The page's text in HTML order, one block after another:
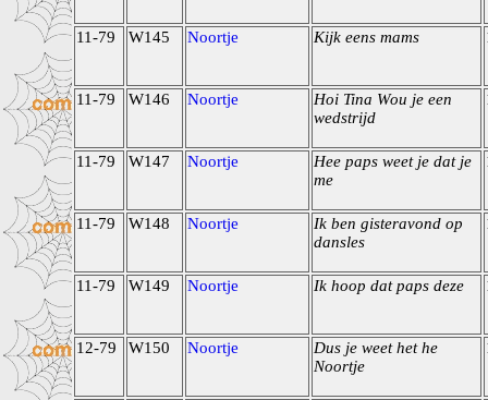
11-79 W145 Noortje Kijk eens mams
11-79 W146 Noortje
Hoi Tina Wou je een
wedstrijd
11-79 W147 Noortje
Hee paps weet je dat je
me
11-79 W148 Noortje
Ik ben gisteravond op
dansles
11-79 W149 Noortje Ik hoop dat paps deze
12-79 W150 Noortje
Dus je weet het he
Noortje